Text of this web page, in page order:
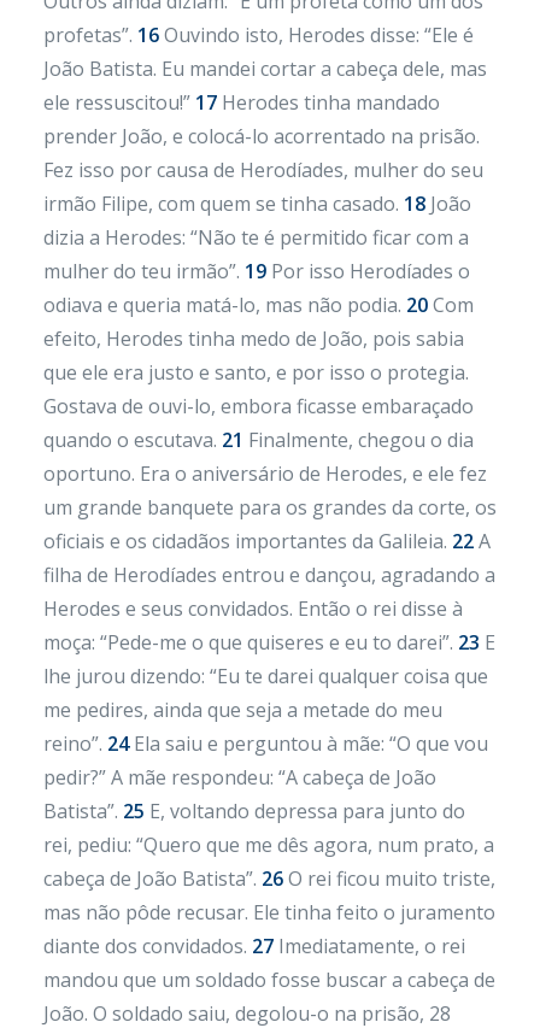
profetas”. 16Ouvindo isto, Herodes disse: “Ele é
João Batista. Eu mandei cortar a cabeça dele, mas
ele ressuscitou!” 17 Herodes tinha mandado
prender João, e colocá-lo acorrentado na prisão.
Fez isso por causa de Herodíades, mulher do seu
irmão Filipe, com quem se tinha casado. 18 João
dizia a Herodes: “Não te é permitido ficar com a
mulher do teu irmão”. 19 Por isso Herodíades o
odiava e queria matá-lo, mas não podia. 20Com
efeito, Herodes tinha medo de João, pois sabia
que ele era justo e santo, e por isso o protegia.
Gostava de ouvi-lo, embora ficasse embaraçado
quando o escutava. 21 Finalmente, chegou o dia
oportuno. Era o aniversário de Herodes, e ele fez
um grande banquete para os grandes da corte, os
oficiais e os cidadãos importantes da Galileia. 22A
filha de Herodíades entrou e dançou, agradando a
Herodes e seus convidados. Então o rei disse à
moça: “Pede-me o que quiseres e eu to darei”. 23 E
lhe jurou dizendo: “Eu te darei qualquer coisa que
me pedires, ainda que seja a metade do meu
reino”. 24Ela saiu e perguntou à mãe: “O que vou
pedir?” A mãe respondeu: “A cabeça de João
Batista”. 25 E, voltando depressa para junto do
rei, pediu: “Quero que me dês agora, num prato, a
cabeça de João Batista”. 26O rei ficou muito triste,
mas não pôde recusar. Ele tinha feito o juramento
diante dos convidados. 27 Imediatamente, o rei
mandou que um soldado fosse buscar a cabeça de
João. O soldado saiu, degolou-o na prisão, 28